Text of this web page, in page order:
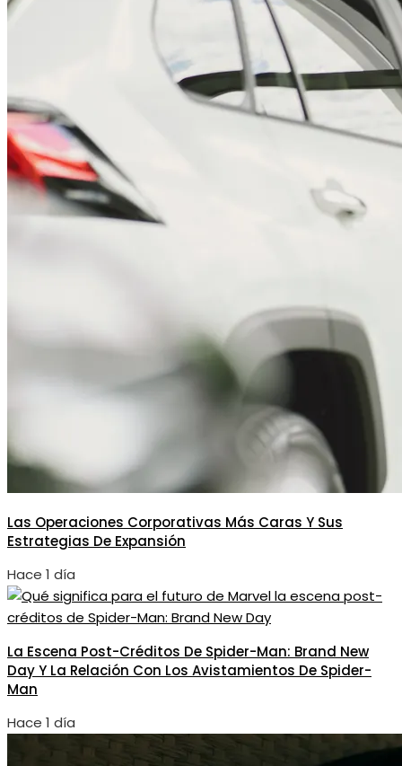
Las Operaciones Corporativas Más Caras Y Sus
Estrategias De Expansión
Hace 1 día
La Escena Post-Créditos De Spider-Man: Brand New
Day Y La Relación Con Los Avistamientos De Spider-
Man
Hace 1 día